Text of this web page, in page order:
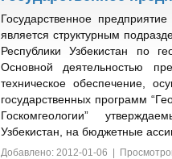
Государственное предприятие
является структурным
Республики Узбекистан по
Основной деятельностью
техническое обеспечение,
государственных программ
Госкомгеологии”
Узбекистан, на бюджетные
Добавлено: 2012-01-06 |